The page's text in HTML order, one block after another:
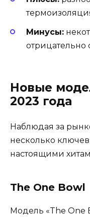
Минусы:
отрицательно
Новые
2023 года
Наблюдая за
несколько
настоящими
The One Bowl
Модель «The One